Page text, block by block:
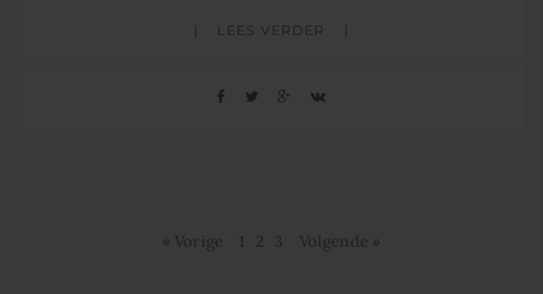
LEES VERDER
« Vorige 1 2 3 Volgende »